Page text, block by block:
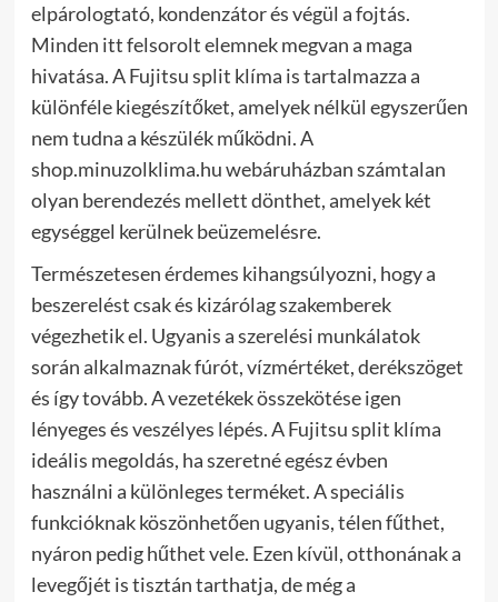
elpárologtató, kondenzátor és végül a fojtás.
Minden itt felsorolt elemnek megvan a maga
hivatása. A Fujitsu split klíma is tartalmazza a
különféle kiegészítőket, amelyek nélkül egyszerűen
nem tudna a készülék működni. A
shop.minuzolklima.hu webáruházban számtalan
olyan berendezés mellett dönthet, amelyek két
egységgel kerülnek beüzemelésre.
Természetesen érdemes kihangsúlyozni, hogy a
beszerelést csak és kizárólag szakemberek
végezhetik el. Ugyanis a szerelési munkálatok
során alkalmaznak fúrót, vízmértéket, derékszöget
és így tovább. A vezetékek összekötése igen
lényeges és veszélyes lépés. A Fujitsu split klíma
ideális megoldás, ha szeretné egész évben
használni a különleges terméket. A speciális
funkcióknak köszönhetően ugyanis, télen fűthet,
nyáron pedig hűthet vele. Ezen kívül, otthonának a
levegőjét is tisztán tarthatja, de még a